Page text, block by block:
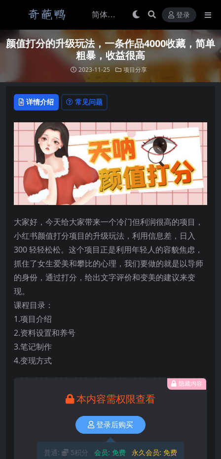
登录
颜值打分的升级玩法，一条作品4000收藏，简单
粗暴，收益很高
2023-11-25 项目分享
详情介绍 常见问题
大家好，今天给大家带来一个冷门但利润很高的项目，
小红书颜值打分项目的升级玩法，利用信息差，日入
300 轻轻松松。这个项目正是利用年轻人的容貌焦虑，
抓住了女生爱美和攀比的心理，我们要做的就是以导师
的身份，通过打分，给出文字评价和变美的建议来变
现。
课程目录：
1.项目介绍
2.资料设置和养号
3.笔记制作
4.变现方式
隐藏内容
本内容需权限查看
登录后购买
普通: 5积分 会员: 免费 永久会员: 免费